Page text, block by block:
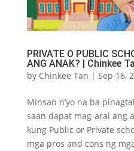
PRIVATE O PUBLIC
ANG ANAK? | Chinkee
by Chinkee Tan | Sep 16,
Minsan n’yo na ba
saan dapat mag-aral ang
kung Public or Private
mga pros and cons ng